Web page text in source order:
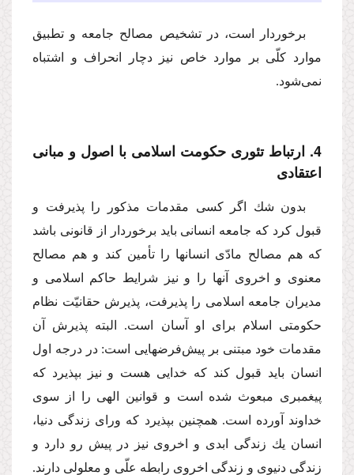
برخوردار است، در تشخیص مصالح جامعه و تطبیق
موارد كلّى بر موارد خاص نیز دچار انحراف و اشتباه
نمى‌شود.
4. ارتباط تئورى حكومت اسلامى با اصول و مبانى
اعتقادى
بدون شك اگر كسى مقدمات مذكور را پذیرفت و
قبول كرد كه جامعه انسانى باید برخوردار از قانونى باشد
كه هم مصالح مادّى انسانها را تأمین كند و هم مصالح
معنوى و اخروى آنها را و نیز شرایط حاكم اسلامى و
مدیران جامعه اسلامى را پذیرفت، پذیرش حقانیّت نظام
حكومتى اسلام براى او آسان است. البته پذیرش آن
مقدمات خود مبتنى بر پیش‌فرضهایى است: در درجه اول
انسان باید قبول كند كه خدایى هست و نیز بپذیرد كه
پیغمبرى مبعوث شده است و قوانین الهى را از سوى
خداوند آورده است. همچنین بپذیرد كه وراى زندگى دنیا،
انسان یك زندگى ابدى و اخروى نیز در پیش رو دارد و
زندگى دنیوى و زندگى اخروى رابطه علّى و معلولى دارند.